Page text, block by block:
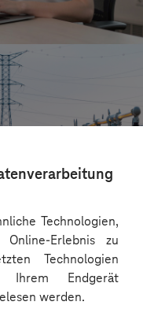
Technologien,
Erlebnis zu
Technologien
Ihrem Endgerät
werden.
GmbH